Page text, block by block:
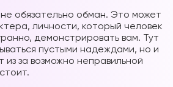
обязательно обман. Это может
личности, который человек
демонстрировать вам. Тут
пустыми надеждами, но и
из за возможно неправильной